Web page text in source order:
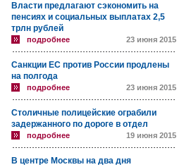
Власти предлагают сэкономить на
пенсиях и социальных выплатах 2,5
трлн рублей
подробнее 23 июня 2015
Санкции ЕС против России продлены
на полгода
подробнее 23 июня 2015
Столичные полицейские ограбили
задержанного по дороге в отдел
подробнее 19 июня 2015
В центре Москвы на два дня